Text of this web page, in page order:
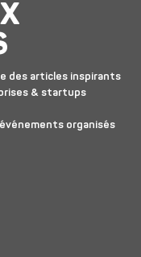
des articles inspirants
& startups
organisés